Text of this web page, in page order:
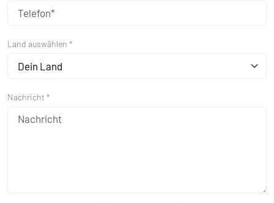
Land auswählen *
Dein Land
Nachricht *